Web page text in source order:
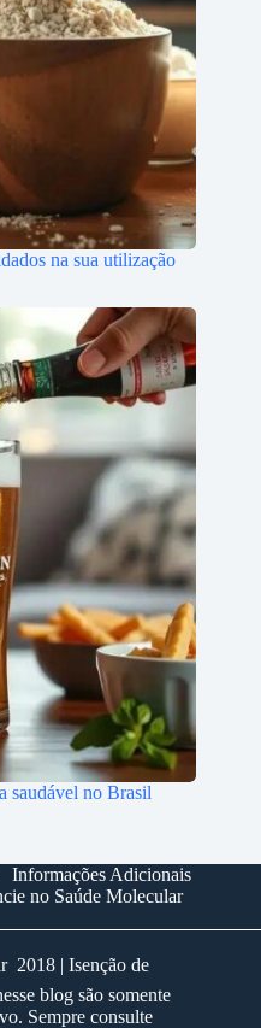
na sua utilização
saudável no Brasil
Informações Adicionais
no Saúde Molecular
2018 | Isenção de
blog são somente
Sempre consulte